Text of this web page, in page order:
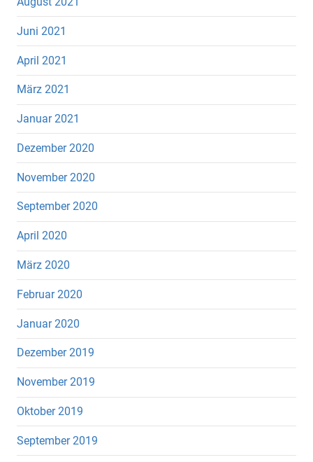
Juni 2021
April 2021
März 2021
Januar 2021
Dezember 2020
November 2020
September 2020
April 2020
März 2020
Februar 2020
Januar 2020
Dezember 2019
November 2019
Oktober 2019
September 2019